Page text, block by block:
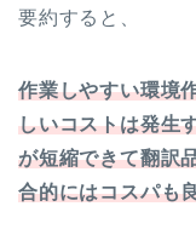
要約すると、
作業しやすい環境
しいコストは発生
が短縮できて翻訳
合的にはコスパも